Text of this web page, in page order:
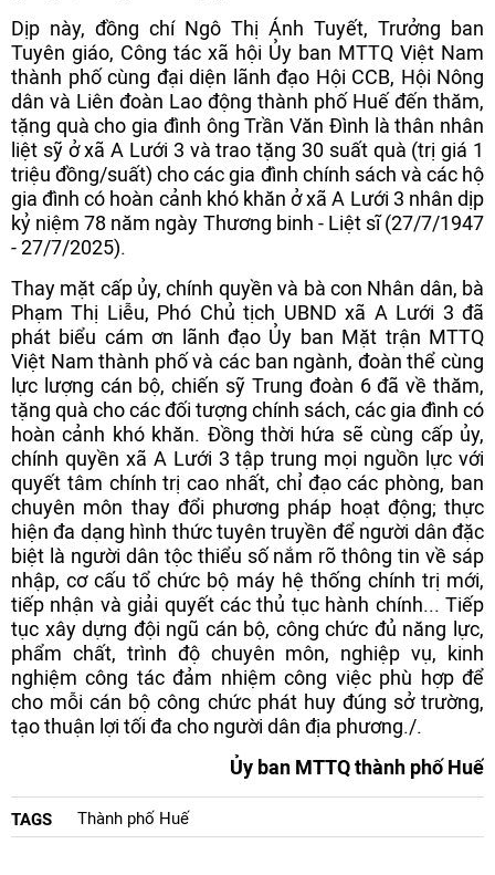
Dịp này, đồng chí Ngô Thị Ánh Tuyết, Trưởng ban
Tuyên giáo, Công tác xã hội Ủy ban MTTQ Việt Nam
thành phố cùng đại diện lãnh đạo Hội CCB, Hội Nông
dân và Liên đoàn Lao động thành phố Huế đến thăm,
tặng quà cho gia đình ông Trần Văn Đình là thân nhân
liệt sỹ ở xã A Lưới 3 và trao tặng 30 suất quà (trị giá 1
triệu đồng/suất) cho các gia đình chính sách và các hộ
gia đình có hoàn cảnh khó khăn ở xã A Lưới 3 nhân dịp
kỷ niệm 78 năm ngày Thương binh - Liệt sĩ (27/7/1947
- 27/7/2025).
Thay mặt cấp ủy, chính quyền và bà con Nhân dân, bà
Phạm Thị Liễu, Phó Chủ tịch UBND xã A Lưới 3 đã
phát biểu cám ơn lãnh đạo Ủy ban Mặt trận MTTQ
Việt Nam thành phố và các ban ngành, đoàn thể cùng
lực lượng cán bộ, chiến sỹ Trung đoàn 6 đã về thăm,
tặng quà cho các đối tượng chính sách, các gia đình có
hoàn cảnh khó khăn. Đồng thời hứa sẽ cùng cấp ủy,
chính quyền xã A Lưới 3 tập trung mọi nguồn lực với
quyết tâm chính trị cao nhất, chỉ đạo các phòng, ban
chuyên môn thay đổi phương pháp hoạt động; thực
hiện đa dạng hình thức tuyên truyền để người dân đặc
biệt là người dân tộc thiểu số nắm rõ thông tin về sáp
nhập, cơ cấu tổ chức bộ máy hệ thống chính trị mới,
tiếp nhận và giải quyết các thủ tục hành chính... Tiếp
tục xây dựng đội ngũ cán bộ, công chức đủ năng lực,
phẩm chất, trình độ chuyên môn, nghiệp vụ, kinh
nghiệm công tác đảm nhiệm công việc phù hợp để
cho mỗi cán bộ công chức phát huy đúng sở trường,
tạo thuận lợi tối đa cho người dân địa phương./.
Ủy ban MTTQ thành phố Huế
TAGS Thành phố Huế